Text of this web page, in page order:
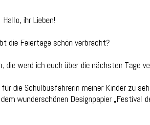
Hallo, ihr Lieben!
die Feiertage schön verbracht?
die werd ich euch über die nächsten Tage
die Schulbusfahrerin meiner Kinder zu
wunderschönen Designpapier „Festival